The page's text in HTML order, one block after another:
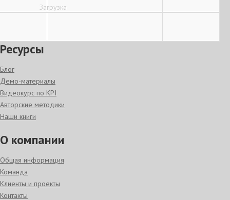
Загрузка
Ресурсы
Блог
Демо-материалы
Видеокурс по KPI
Авторские методики
Наши книги
О компании
Общая информация
Команда
Клиенты и проекты
Контакты